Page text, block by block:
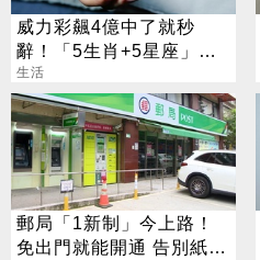
威力彩飆4億中了就秒
辭！「5生肖+5星座」財
運噴發別錯過
生活
郵局「1新制」今上路！
免出門就能開通 告別紙本